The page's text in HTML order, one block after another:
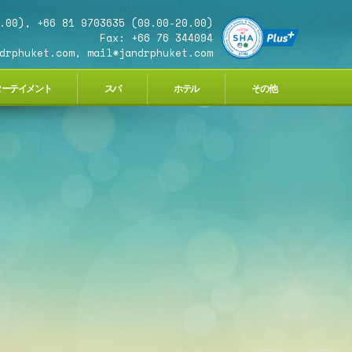
+66 81 9703635 (09.00-20.00)
Fax: +66 76 344094
mail*jandrphuket.com
テイメント スパ ホテル その他